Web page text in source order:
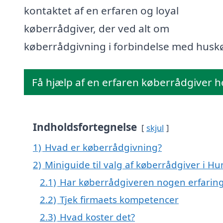
kontaktet af en erfaren og loyal
køberrådgiver, der ved alt om
køberrådgivning i forbindelse med
Få hjælp af en erfaren køberrådgiver
Indholdsfortegnelse skjul
1) Hvad er køberrådgivning?
2) Miniguide til valg af køberrådgiver i
2.1) Har køberrådgiveren nogen
2.2) Tjek firmaets kompetencer
2.3) Hvad koster det?